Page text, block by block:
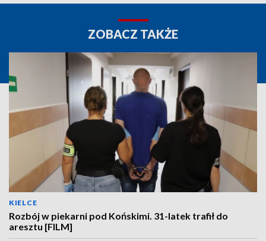
ZOBACZ TAKŻE
KIELCE
Rozbój w piekarni pod Końskimi. 31-latek trafił do
aresztu [FILM]